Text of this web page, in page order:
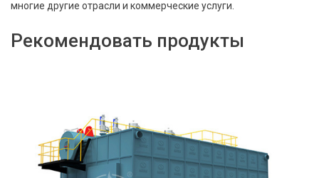
многие другие отрасли и коммерческие услуги.
Рекомендовать продукты